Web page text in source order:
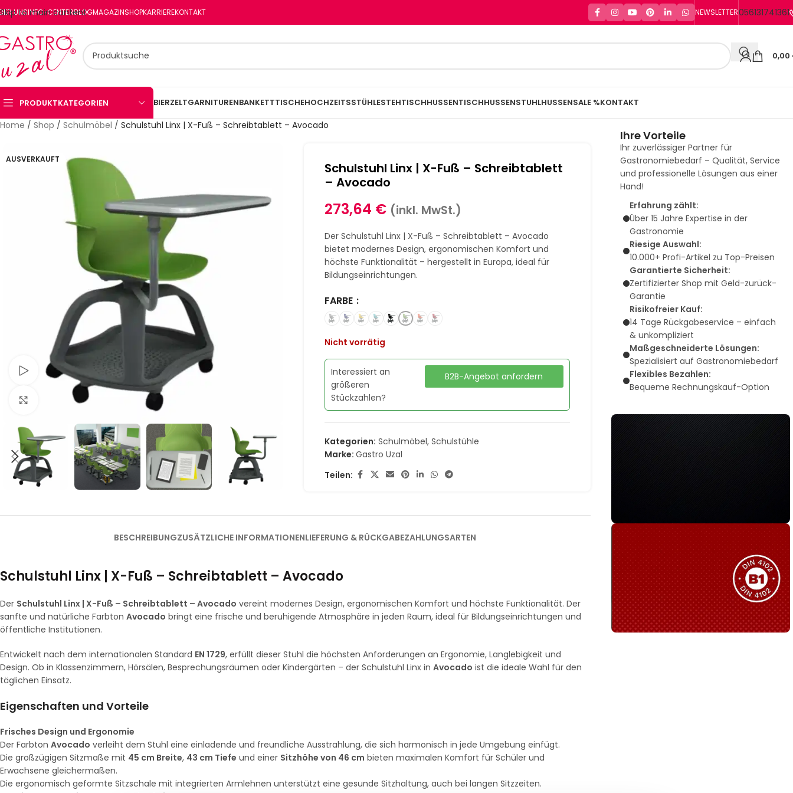
Skip to main content
UNSINFO-CENTERBLOGMAGAZINSHOPKARRIEREKONTAKT NEWSLETTER056131741361
0,00
PRODUKTKATEGORIEN BIERZELTGARNITURENBANKETTTISCHEHOCHZEITSSTÜHLESTEHTISCHHUSSENTISCHHUSSENSTUHLHUSSENSALE %KONTAKT
Home / Shop / Schulmöbel / Schulstuhl Linx | X-Fuß – Schreibtablett – Avocado
AUSVERKAUFT
Schau Video
Klick zum Vergrößern
Schulstuhl Linx | X-Fuß – Schreibtablett
– Avocado
273,64 € (inkl. MwSt.)
Der Schulstuhl Linx | X-Fuß – Schreibtablett – Avocado
bietet modernes Design, ergonomischen Komfort und
höchste Funktionalität – hergestellt in Europa, ideal für
Bildungseinrichtungen.
FARBE
Nicht vorrätig
Interessiert an
größeren
Stückzahlen?
B2B-Angebot anfordern
Kategorien: Schulmöbel, Schulstühle
Marke:Gastro Uzal
Teilen:
BESCHREIBUNGZUSÄTZLICHE INFORMATIONENLIEFERUNG & RÜCKGABEZAHLUNGSARTEN
Schulstuhl Linx | X-Fuß – Schreibtablett – Avocado
Der Schulstuhl Linx | X-Fuß – Schreibtablett – Avocado vereint modernes Design, ergonomischen Komfort und höchste Funktionalität. Der
sanfte und natürliche Farbton Avocado bringt eine frische und beruhigende Atmosphäre in jeden Raum, ideal für Bildungseinrichtungen und
öffentliche Institutionen.
Entwickelt nach dem internationalen Standard EN 1729, erfüllt dieser Stuhl die höchsten Anforderungen an Ergonomie, Langlebigkeit und
Design. Ob in Klassenzimmern, Hörsälen, Besprechungsräumen oder Kindergärten – der Schulstuhl Linx in Avocado ist die ideale Wahl für den
täglichen Einsatz.
Eigenschaften und Vorteile
Frisches Design und Ergonomie
Der Farbton Avocado verleiht dem Stuhl eine einladende und freundliche Ausstrahlung, die sich harmonisch in jede Umgebung einfügt.
Die großzügigen Sitzmaße mit 45 cm Breite, 43 cm Tiefe und einer Sitzhöhe von 46 cm bieten maximalen Komfort für Schüler und
Erwachsene gleichermaßen.
Die ergonomisch geformte Sitzschale mit integrierten Armlehnen unterstützt eine gesunde Sitzhaltung, auch bei langen Sitzzeiten.
Ihre Vorteile
Ihr zuverlässiger Partner für
Gastronomiebedarf – Qualität, Service
und professionelle Lösungen aus einer
Hand!
Erfahrung zählt:
Über 15 Jahre Expertise in der
Gastronomie
Riesige Auswahl:
10.000+ Profi-Artikel zu Top-Preisen
Garantierte Sicherheit:
Zertifizierter Shop mit Geld-zurück-
Garantie
Risikofreier Kauf:
14 Tage Rückgabeservice – einfach
& unkompliziert
Maßgeschneiderte Lösungen:
Spezialisiert auf Gastronomiebedarf
Flexibles Bezahlen:
Bequeme Rechnungskauf-Option
Sie haben nicht das passende
Produkt gefunden?
Wir helfen Ihnen gerne weiter!